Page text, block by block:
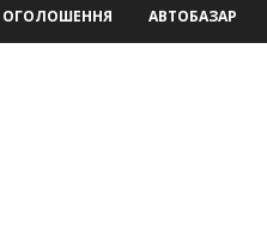
ОГОЛОШЕННЯ АВТОБАЗАР